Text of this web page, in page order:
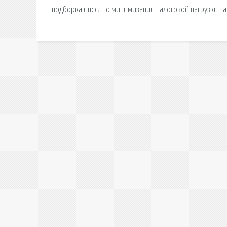
подборка инфы по минимизации налоговой нагрузки